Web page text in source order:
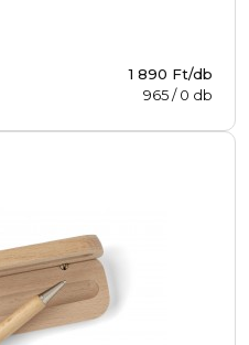
1 890 Ft/db
965/0 db